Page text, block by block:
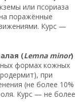
или псориаза
поражённые
Курс —
(Lemna minor)
формах кожных
при
(не более 10%
Курс — не более